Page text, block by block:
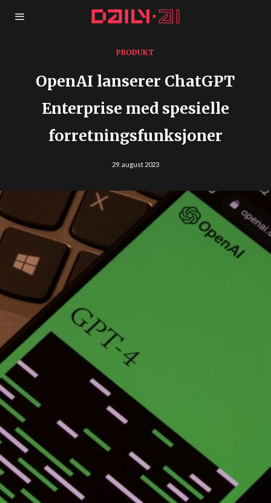
PRODUKT
OpenAI lanserer ChatGPT
Enterprise med spesielle
forretningsfunksjoner
29. august 2023